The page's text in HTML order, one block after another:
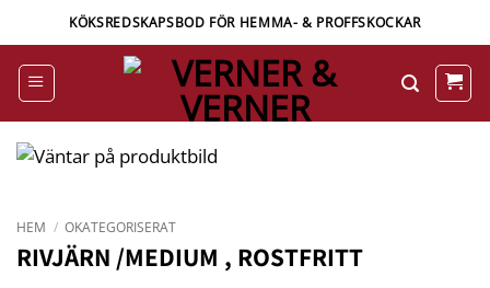
to
content
KÖKSREDSKAPSBOD FÖR HEMMA- & PROFFSKOCKAR
HEM / OKATEGORISERAT
RIVJÄRN /MEDIUM , ROSTFRITT